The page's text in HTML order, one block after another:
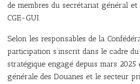
de membres du secrétariat général et
CGE-GUI.
Selon les responsables de la
participation s’inscrit dans le cadre
stratégique engagé depuis mars
générale des Douanes et le secteur